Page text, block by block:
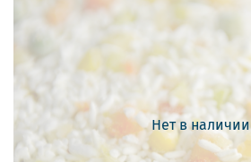
Нет в наличии